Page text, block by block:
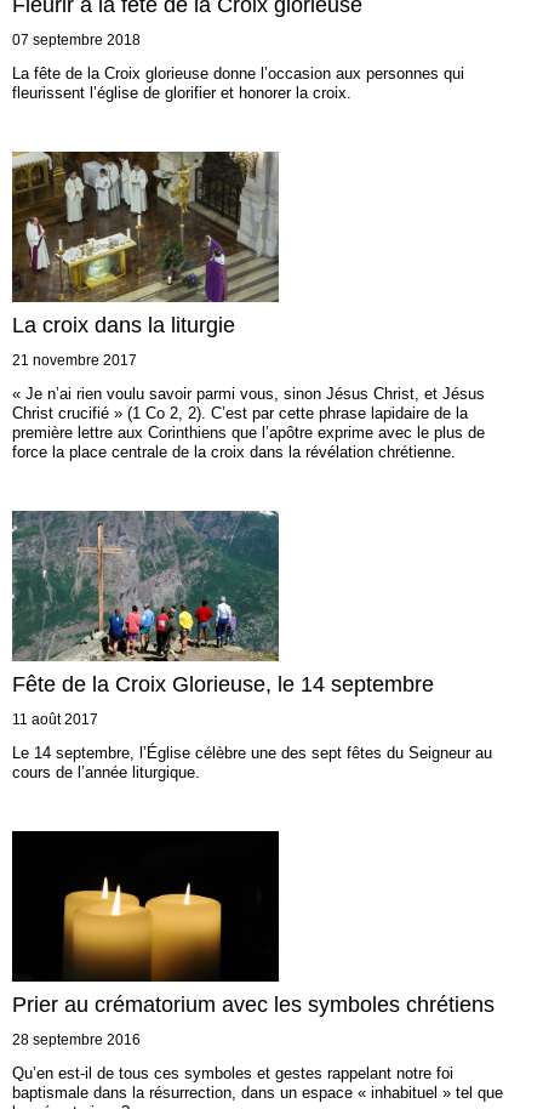
Fleurir à la fête de la Croix glorieuse
07 septembre 2018
La fête de la Croix glorieuse donne l’occasion aux personnes qui
fleurissent l’église de glorifier et honorer la croix.
La croix dans la liturgie
21 novembre 2017
« Je n’ai rien voulu savoir parmi vous, sinon Jésus Christ, et Jésus
Christ crucifié » (1 Co 2, 2). C’est par cette phrase lapidaire de la
première lettre aux Corinthiens que l’apôtre exprime avec le plus de
force la place centrale de la croix dans la révélation chrétienne.
Fête de la Croix Glorieuse, le 14 septembre
11 août 2017
Le 14 septembre, l’Église célèbre une des sept fêtes du Seigneur au
cours de l’année liturgique.
Prier au crématorium avec les symboles chrétiens
28 septembre 2016
Qu’en est-il de tous ces symboles et gestes rappelant notre foi
baptismale dans la résurrection, dans un espace « inhabituel » tel que